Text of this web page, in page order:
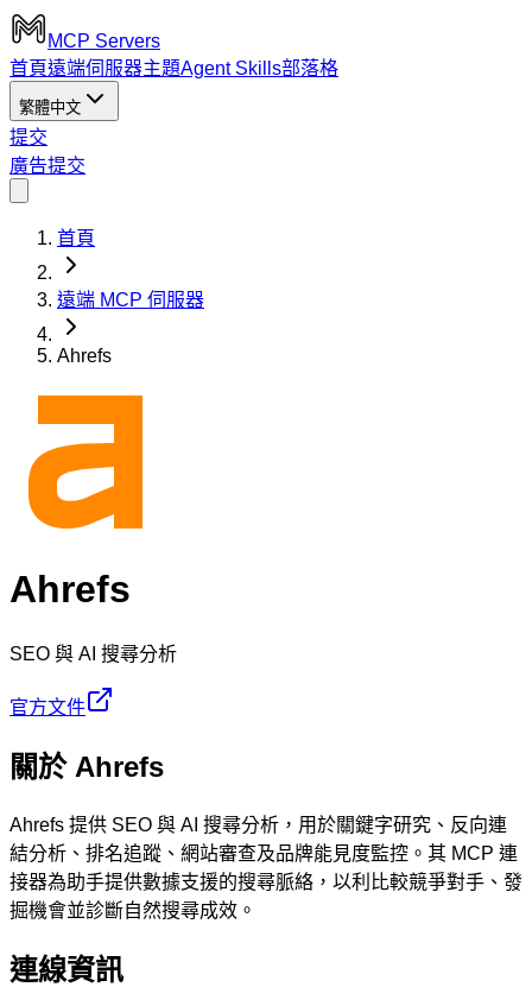
MCP Servers
首頁遠端伺服器主題Agent Skills部落格
繁體中文
提交
廣告提交
首頁
遠端 MCP 伺服器
Ahrefs
Ahrefs
SEO 與 AI 搜尋分析
官方文件
關於 Ahrefs
Ahrefs 提供 SEO 與 AI 搜尋分析，用於關鍵字研究、反向連
結分析、排名追蹤、網站審查及品牌能見度監控。其 MCP 連
接器為助手提供數據支援的搜尋脈絡，以利比較競爭對手、發
掘機會並診斷自然搜尋成效。
連線資訊